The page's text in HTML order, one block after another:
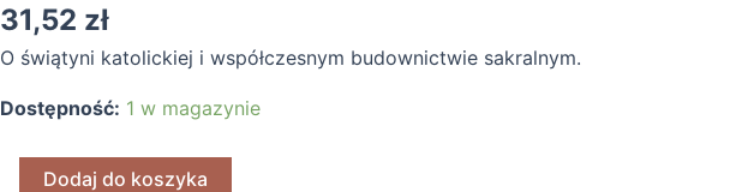
31,52 zł
O świątyni katolickiej i współczesnym budownictwie sakralnym.
Dostępność: 1 w magazynie
świątyni
chrześcijańskiej"
(2)
Dodaj do koszyka